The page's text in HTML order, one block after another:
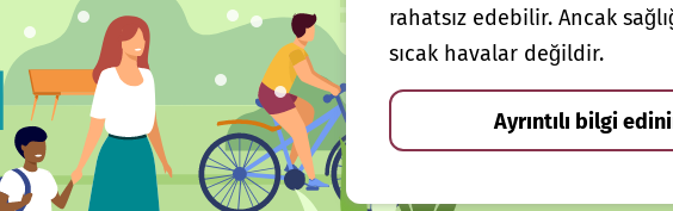
rahatsız edebilir. Ancak
sıcak havalar değildir.
Ayrıntılı bilgi